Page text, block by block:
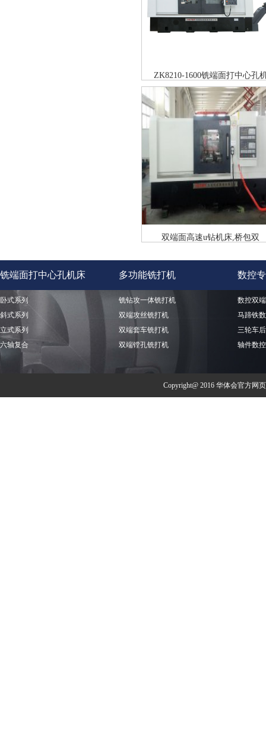
ZK8210-1600铣端面打中心孔
双端面高速u钻机床,桥包双
铣端面打中心孔机床 多功能铣打机 数控
卧式系列
斜式系列
立式系列
六轴复合
铣钻攻一体铣打机
双端攻丝铣打机
双端套车铣打机
双端镗孔铣打机
数控双
马蹄铁
三轮车
轴件数
Copyright@ 2016 华体会官方网